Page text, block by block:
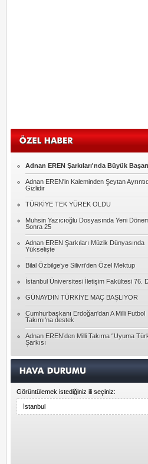
Müslüm SÖYLER
Cumhuriyet....
Özcan PEHLİVANOĞLU
KENDİ BİNDİĞİ DALI KESMEK!..
Adnan EREN Şarkıları'nda Büyük Başarı
Adnan EREN'in Kaleminden Şeytan
Gizlidir
TÜRKİYE TEK YÜREK OLDU
Muhsin Yazıcıoğlu Dosyasında Yeni
Sonra 25
Adnan EREN Şarkıları Müzik Dünyasında
Yükselişte
Bilal Özbilge’ye Silivri’den Özel Mektup
İstanbul Üniversitesi İletişim Fakültesi 76.
GÜNAYDIN TÜRKİYE MAÇ BAŞLIYOR
Cumhurbaşkanı Erdoğan'dan A Milli Futbol
Takımı'na destek
Adnan EREN’den Milli Takıma “Uyuma
Şarkısı
Görüntülemek istediğiniz ili seçiniz: